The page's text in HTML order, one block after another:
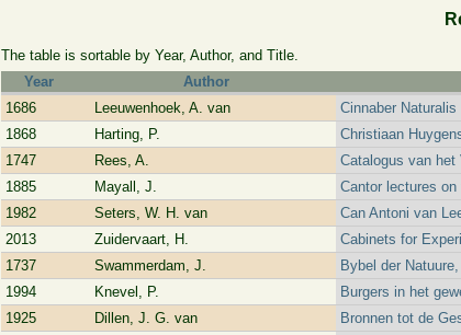
The table is sortable by Year, Author, and Title.
Year
Author
1686
Leeuwenhoek, A. van
Cinnaber Naturalis
1868
Harting, P.
Christiaan
1747
Rees, A.
Catalogus van het
1885
Mayall, J.
Cantor lectures
1982
Seters, W. H. van
Can Antoni van
2013
Zuidervaart, H.
Cabinets for
1737
Swammerdam, J.
Bybel der
1994
Knevel, P.
Burgers in het
1925
Dillen, J. G. van
Bronnen tot de